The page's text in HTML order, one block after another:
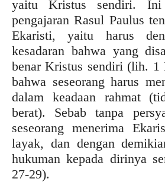
yaitu Kristus sendiri. Ini
pengajaran Rasul Paulus
Ekaristi, yaitu harus
kesadaran bahwa yang
benar Kristus sendiri (lih. 1
bahwa seseorang harus
dalam keadaan rahmat
berat). Sebab tanpa
seseorang menerima
layak, dan dengan
hukuman kepada dirinya
27-29).